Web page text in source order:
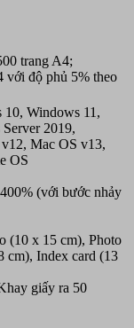
trang A4;
độ phủ 5% theo
10, Windows 11,
2019,
Mac OS v13,
OS
(với bước nhảy
(10 x 15 cm), Photo
cm), Index card (13
giấy ra 50